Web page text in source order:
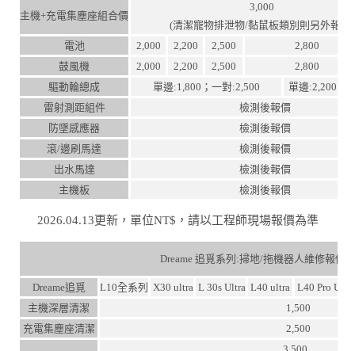
主機+充電集塵座組合價
3,000
(清潔寵物排泄物/黏鼠板類別則另外報價
電池
2,000 2,200 2,500
2,800
鼓風機
2,000 2,200 2,500
2,800
驅動輪總成
單邊:1,800；一對:2,500
單邊:2,200；
雷射測距組件
檢測後報價
防墜感應器
檢測後報價
滾/邊刷馬達
檢測後報價
出水馬達
檢測後報價
主機板
檢測後報價
2026.04.13更新，單位NT$，請以工程師現場報價為準
Dreame 追覓系列:掃地/拖機器人維修報價
Dreame追覓 L10全系列 X30 ultra L 30s Ultra L40 ultra L40 Pro Ultra
主機深層清潔
1,500
充電集塵座清潔
2,500